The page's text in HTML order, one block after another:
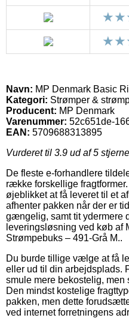
Navn: MP Denmark Basic
Kategori: Strømper &
Producent: MP Denmark
Varenummer: 52c651de-
EAN: 5709688313895
Vurderet til 3.9 ud af 5
De fleste e-forhandlere
række forskellige
øjeblikket at få leveret til et
afhenter pakken når der er
gængelig, samt tit ydermere
leveringsløsning ved køb af
Strømpebuks – 491-Grå M..
Du burde tillige vælge at få
eller ud til din arbejdsplads.
smule mere bekostelig,
Den mindst kostelige
pakken, men dette
ved internet forretningens